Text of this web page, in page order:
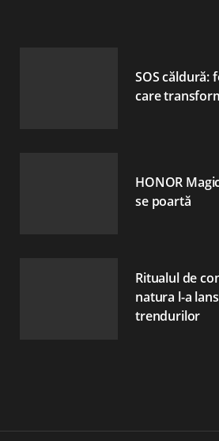
SOS căldură:
care
HONOR
se poartă
Ritualul de
natura l-a
trendurilor